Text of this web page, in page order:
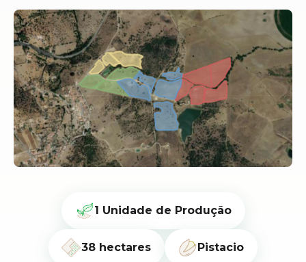
1 Unidade de Produção
38 hectares Pistacio